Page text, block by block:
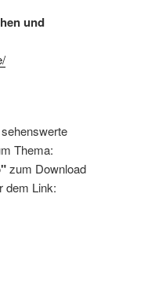
und
Thema:
zum Download
dem Link: